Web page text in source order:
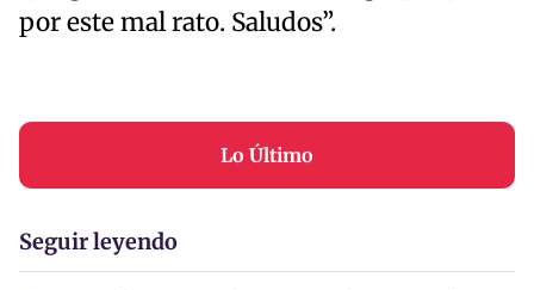
por este mal rato. Saludos”.
Lo Último
Seguir leyendo